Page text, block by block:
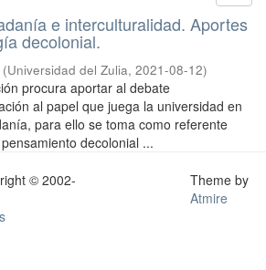
e interculturalidad. Aportes
decolonial.
(Universidad del Zulia, 2021-08-12)
procura aportar al debate
al papel que juega la universidad en
para ello se toma como referente
decolonial ...
© 2002-
Theme by
Atmire